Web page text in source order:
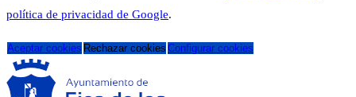
política de privacidad de Google.
Aceptar cookies Rechazar cookies Configurar cookies